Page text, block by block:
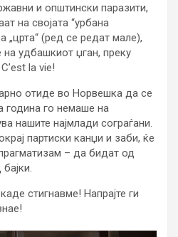
и општински паразити,
на својата “урбана
„црта“ (ред се редат мале),
удбашкиот џган, преку
la vie!
отиде во Норвешка да се
година го немаше на
нашите најмлади сограѓани.
партиски канџи и заби, ќе
– да бидат од
стигнавме! Напрајте ги